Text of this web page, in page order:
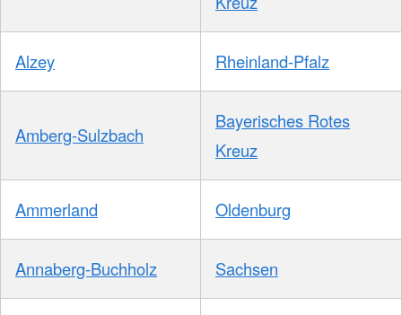
Alzey Rheinland-Pfalz
Amberg-Sulzbach
Bayerisches Rotes
Kreuz
Ammerland Oldenburg
Annaberg-Buchholz Sachsen